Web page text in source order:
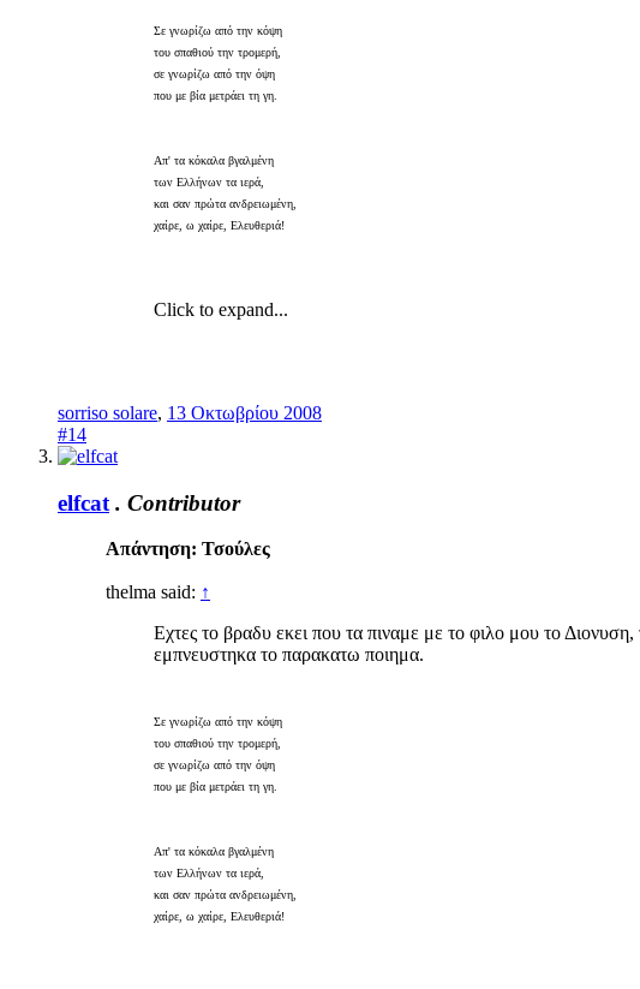
Σε γνωρίζω από την κόψη
του σπαθιού την τρομερή,
σε γνωρίζω από την όψη
που με βία μετράει τη γη.
Απ' τα κόκαλα βγαλμένη
των Ελλήνων τα ιερά,
και σαν πρώτα ανδρειωμένη,
χαίρε, ω χαίρε, Ελευθεριά!
Click to expand...
sorriso solare, 13 Οκτωβρίου 2008
#14
elfcat . Contributor
Απάντηση: Τσούλες
thelma said: ↑
Εχτες το βραδυ εκει που τα πιναμε με το φιλο μου το
εμπνευστηκα το παρακατω ποιημα.
Σε γνωρίζω από την κόψη
του σπαθιού την τρομερή,
σε γνωρίζω από την όψη
που με βία μετράει τη γη.
Απ' τα κόκαλα βγαλμένη
των Ελλήνων τα ιερά,
και σαν πρώτα ανδρειωμένη,
χαίρε, ω χαίρε, Ελευθεριά!